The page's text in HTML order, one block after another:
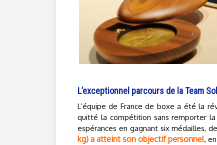
L’exceptionnel parcours de la Team
L’équipe de France de boxe a été la
quitté la compétition sans remporter
espérances en gagnant six médailles,
kg) a atteint son objectif personnel,